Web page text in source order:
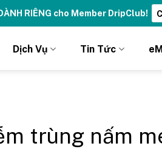
RIÊNG cho Member DripClub!
Dịch Vụ Tin Tức
trùng nấm